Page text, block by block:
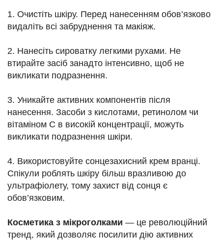
1. Очистіть шкіру. Перед нанесенням обов’язково
видаліть всі забруднення та макіяж.
2. Нанесіть сироватку легкими рухами. Не
втирайте засіб занадто інтенсивно, щоб не
викликати подразнення.
3. Уникайте активних компонентів після
нанесення. Засоби з кислотами, ретинолом чи
вітаміном С в високій концентрації, можуть
викликати подразнення шкіри.
4. Використовуйте сонцезахисний крем вранці.
Спікули роблять шкіру більш вразливою до
ультрафіолету, тому захист від сонця є
обов’язковим.
Косметика з мікроголками — це революційний
тренд, який дозволяє посилити дію активних